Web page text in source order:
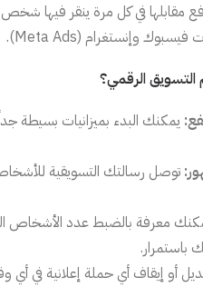
مقابلها في كل مرة ينقر فيها
الرقمي؟
يمكنك البدء بميزانيات بسيطة
توصل رسالتك التسويقية
معرفة بالضبط عدد الأشخاص
باستمرار.
أو إيقاف أي حملة إعلانية في أي